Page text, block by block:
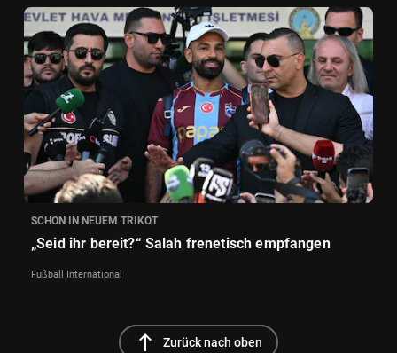
SCHON IN NEUEM TRIKOT
„Seid ihr bereit?“ Salah frenetisch empfangen
Fußball International
north Zurück nach oben